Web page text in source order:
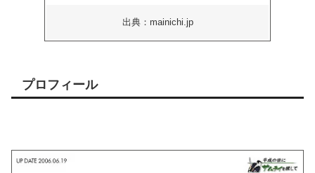
出典：mainichi.jp
プロフィール